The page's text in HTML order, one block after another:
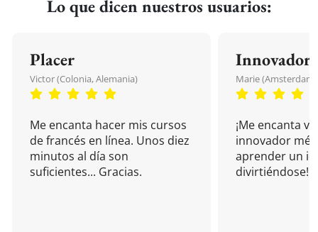
Lo que dicen nuestros usuarios:
Placer
Victor (Colonia, Alemania)
Me encanta hacer mis cursos
de francés en línea. Unos diez
minutos al día son
suficientes... Gracias.
Innovador
Marie (Amsterdam,
¡Me encanta
innovador
aprender un
divirtiéndose!